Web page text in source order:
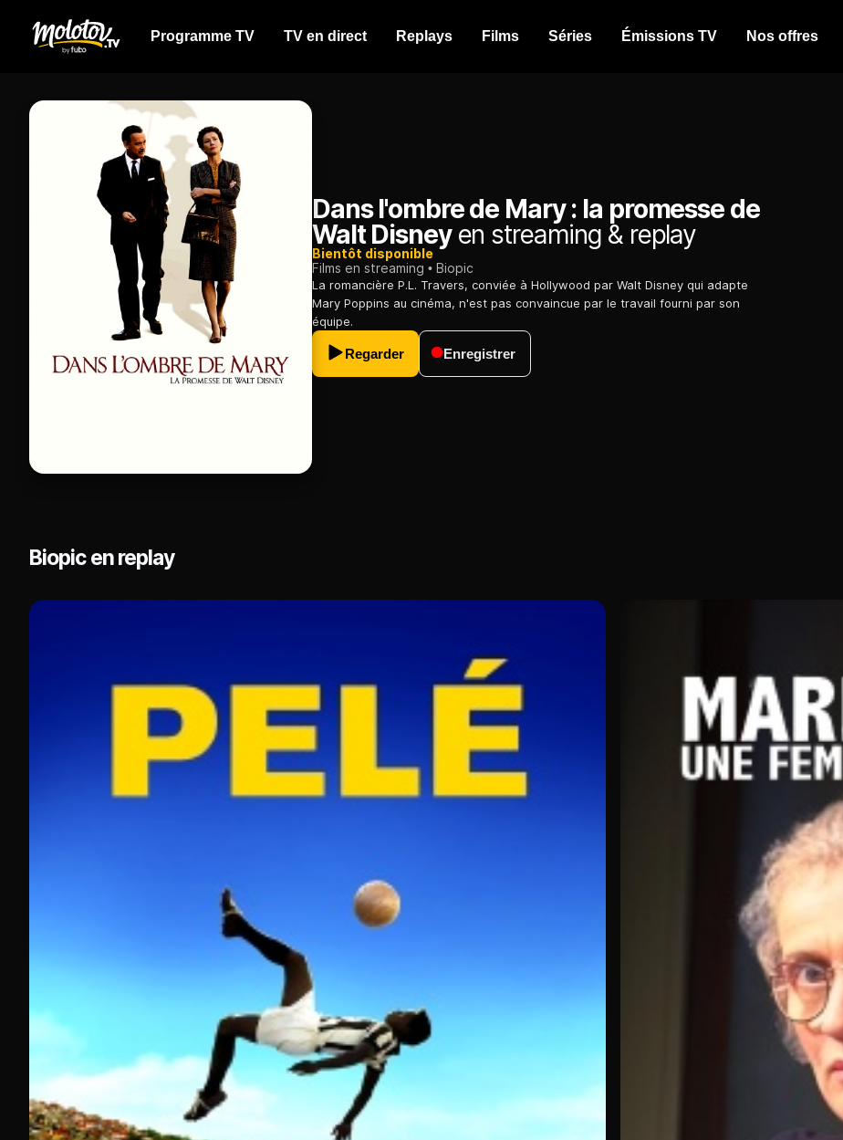
Programme TV TV en direct Replays Films Séries Émissions TV Nos offres
Dans l'ombre de Mary : la promesse de
Walt Disneyen streaming & replay
Bientôt disponible
Films en streaming
Biopic
La romancière P.L. Travers, conviée à Hollywood par Walt Disney qui adapte
Mary Poppins au cinéma, n'est pas convaincue par le travail fourni par son
équipe.
Regarder Enregistrer
Biopic en replay